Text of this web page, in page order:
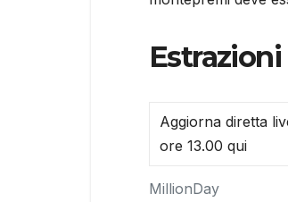
MillionDay
Aggiorna diretta
ore 13.00 qui